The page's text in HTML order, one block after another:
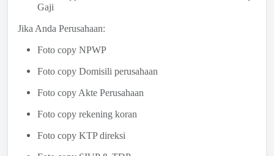
Gaji
Jika Anda Perusahaan:
Foto copy NPWP
Foto copy Domisili perusahaan
Foto copy Akte Perusahaan
Foto copy rekening koran
Foto copy KTP direksi